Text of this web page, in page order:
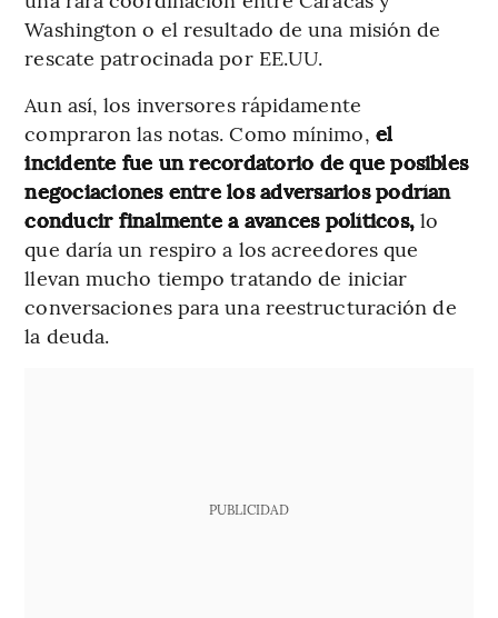
Washington o el resultado de una misión de
rescate patrocinada por EE.UU.
Aun así, los inversores rápidamente
compraron las notas. Como mínimo, el
incidente fue un recordatorio de que posibles
negociaciones entre los adversarios podrían
conducir finalmente a avances políticos, lo
que daría un respiro a los acreedores que
llevan mucho tiempo tratando de iniciar
conversaciones para una reestructuración de
la deuda.
PUBLICIDAD